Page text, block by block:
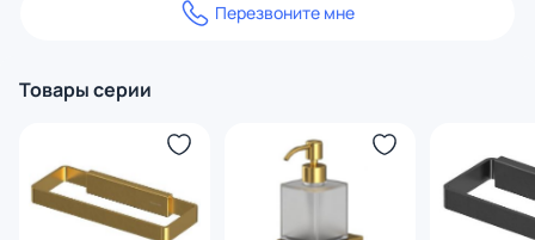
Перезвоните мне
Товары серии